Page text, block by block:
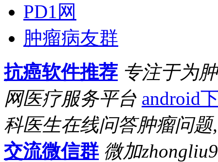
PD1网
肿瘤病友群
抗癌软件推荐 专注于为
网医疗服务平台 android
科医生在线问答肿瘤问
交流微信群 微加